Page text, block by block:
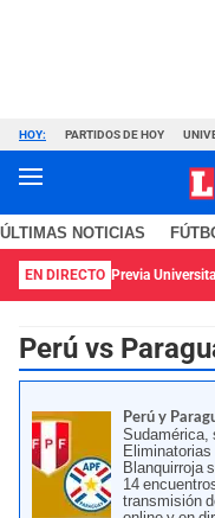
HOY: PARTIDOS DE HOY
ÚLTIMAS NOTICIAS
EN DIRECTO Previa
Perú vs
Perú y
Sudamérica,
Eliminatorias
Blanquirroja
14
transmisión